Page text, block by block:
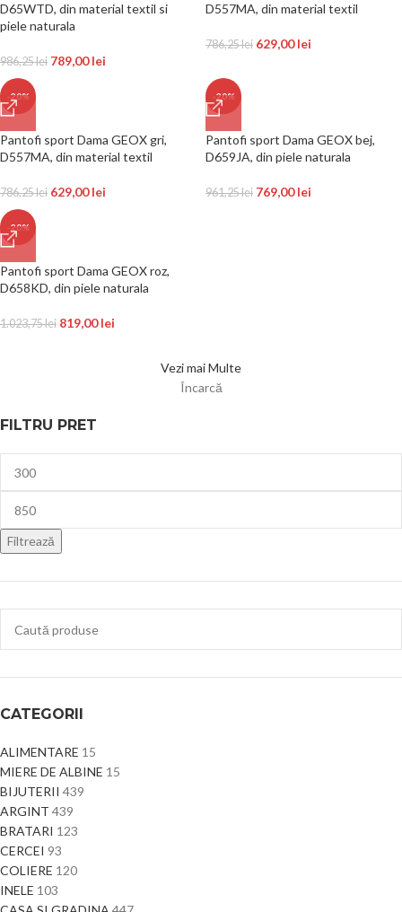
FILTRU PRET
Filtrează
CATEGORII
ALIMENTARE 15
MIERE DE ALBINE 15
BIJUTERII 439
ARGINT 439
BRATARI 123
CERCEI 93
COLIERE 120
INELE 103
D65WTD, din material textil si
piele naturala
986,25lei 789,00lei
D557MA, din material textil
786,25lei 629,00lei
-20%
Pantofi sport Dama GEOX gri,
D557MA, din material textil
786,25lei 629,00lei
-20%
Pantofi sport Dama GEOX bej,
D659JA, din piele naturala
961,25lei 769,00lei
-20%
Pantofi sport Dama GEOX roz,
D658KD, din piele naturala
1.023,75lei 819,00lei
Vezi mai Multe
Încarcă